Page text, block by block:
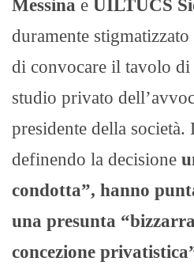
Messina e UILTUCS
duramente
di convocare il tavolo
studio privato
presidente della società.
definendo la decisione
condotta”, hanno
una presunta
concezione